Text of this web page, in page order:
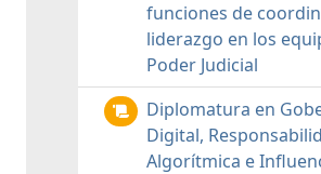
funciones de
liderazgo en los
Poder Judicial
Diplomatura en
Digital,
Algorítmica e